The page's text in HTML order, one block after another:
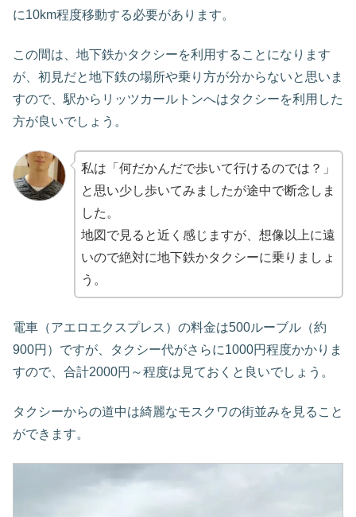
に10km程度移動する必要があります。
この間は、地下鉄かタクシーを利用することになります
が、初見だと地下鉄の場所や乗り方が分からないと思いま
すので、駅からリッツカールトンへはタクシーを利用した
方が良いでしょう。
私は「何だかんだで歩いて行けるのでは？」
と思い少し歩いてみましたが途中で断念しま
した。
地図で見ると近く感じますが、想像以上に遠
いので絶対に地下鉄かタクシーに乗りましょ
う。
電車（アエロエクスプレス）の料金は500ルーブル（約
900円）ですが、
タクシー代がさらに1000円程度かかりま
すので、合計2000円～程度は見ておくと良いでしょう。
タクシーからの道中は綺麗なモスクワの街並みを見ること
ができます。